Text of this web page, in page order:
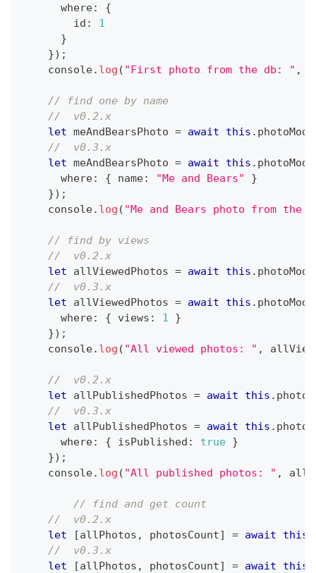
      where
:
{
        id
:
1
}
}) ;
console. log ( "First photo from the db: " ,
// find one by name
//  v0.2.x
let meAndBearsPhoto = await this .
//  v0.3.x
let meAndBearsPhoto = await this .
      where
: { name: "Me and Bears"
}
}) ;
console. log ( "Me and Bears photo from the
// find by views
//  v0.2.x
let allViewedPhotos = await this .
//  v0.3.x
let allViewedPhotos = await this .
      where
: { views : 1
}
}) ;
console. log ( "All viewed photos: " ,
//  v0.2.x
let allPublishedPhotos = await this .
//  v0.3.x
let allPublishedPhotos = await this .
      where
: { isPublished : true }
}) ;
console. log ( "All published photos: " ,
// find and get count
//  v0.2.x
let
[allPhotos , photosCount] = await this
//  v0.3.x
let
[allPhotos , photosCount] = await this